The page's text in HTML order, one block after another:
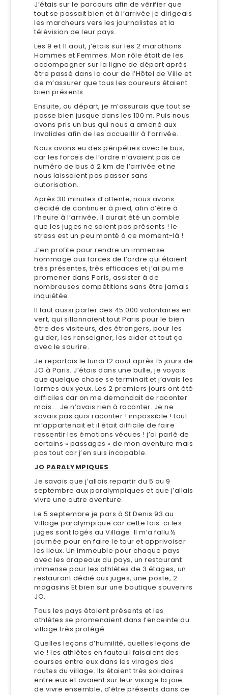
J’étais sur le parcours afin de vérifier que
tout se passait bien et à l’arrivée je dirigeais
les marcheurs vers les journalistes et la
télévision de leur pays.
Les 9 et 11 aout, j’étais sur les 2 marathons
Hommes et Femmes. Mon rôle était de les
accompagner sur la ligne de départ après
être passé dans la cour de l’Hôtel de Ville et
de m’assurer que tous les coureurs étaient
bien présents.
Ensuite, au départ, je m’assurais que tout se
passe bien jusque dans les 100 m. Puis nous
avons pris un bus qui nous a amené aux
Invalides afin de les accueillir à l’arrivée.
Nous avons eu des péripéties avec le bus,
car les forces de l’ordre n’avaient pas ce
numéro de bus à 2 km de l’arrivée et ne
nous laissaient pas passer sans
autorisation.
Après 30 minutes d’attente, nous avons
décidé de continuer à pied, afin d’être à
l’heure à l’arrivée. Il aurait été un comble
que les juges ne soient pas présents ! le
stress est un peu monté à ce moment-là !
J’en profite pour rendre un immense
hommage aux forces de l’ordre qui étaient
très présentes, très efficaces et j’ai pu me
promener dans Paris, assister à de
nombreuses compétitions sans être jamais
inquiétée.
Il faut aussi parler des 45.000 volontaires en
vert, qui sillonnaient tout Paris pour le bien
être des visiteurs, des étrangers, pour les
guider, les renseigner, les aider et tout ça
avec le sourire.
Je repartais le lundi 12 aout après 15 jours de
JO à Paris. J’étais dans une bulle, je voyais
que quelque chose se terminait et j’avais les
larmes aux yeux. Les 2 premiers jours ont été
difficiles car on me demandait de raconter
mais…. Je n’avais rien à raconter. Je ne
savais pas quoi raconter ! impossible ! tout
m’appartenait et il était difficile de faire
ressentir les émotions vécues ! j’ai parlé de
certains « passages « de mon aventure mais
pas tout car j’en suis incapable.
JO PARALYMPIQUES
Je savais que j’allais repartir du 5 au 9
septembre aux paralympiques et que j’allais
vivre une autre aventure.
Le 5 septembre je pars à St Denis 93.au
Village paralympique car cette fois-ci les
juges sont logés au Village. Il m’a fallu ½
journée pour en faire le tour et apprivoiser
les lieux. Un immeuble pour chaque pays
avec les drapeaux du pays, un restaurant
immense pour les athlètes de 3 étages, un
restaurant dédié aux juges, une poste, 2
magasins Et bien sur une boutique souvenirs
JO.
Tous les pays étaient présents et les
athlètes se promenaient dans l’enceinte du
village très protégé.
Quelles leçons d’humilité, quelles leçons de
vie ! les athlètes en fauteuil faisaient des
courses entre eux dans les virages des
routes du village. Ils étaient très solidaires
entre eux et avaient sur leur visage la joie
de vivre ensemble, d’être présents dans ce